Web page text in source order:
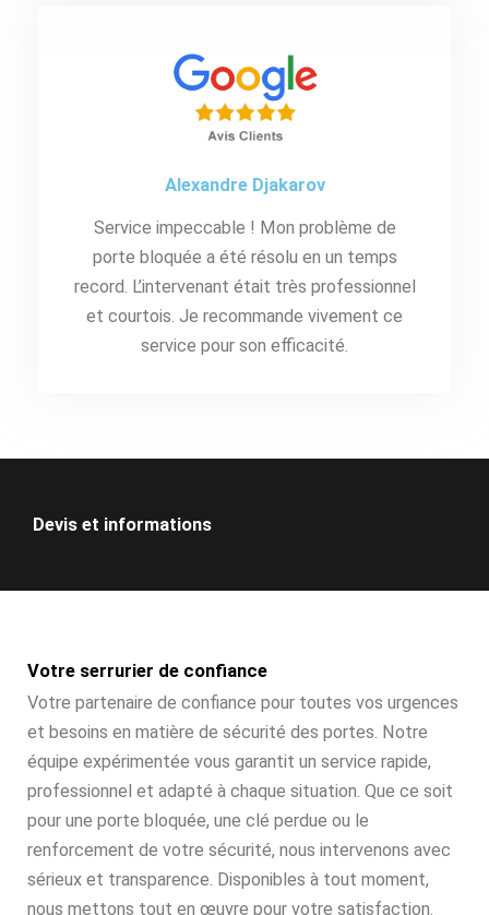
Alexandre Djakarov
Service impeccable ! Mon problème de
porte bloquée a été résolu en un temps
record. L’intervenant était très professionnel
et courtois. Je recommande vivement ce
service pour son efficacité.
Devis et informations
Votre serrurier de confiance
Votre partenaire de confiance pour toutes vos urgences
et besoins en matière de sécurité des portes. Notre
équipe expérimentée vous garantit un service rapide,
professionnel et adapté à chaque situation. Que ce soit
pour une porte bloquée, une clé perdue ou le
renforcement de votre sécurité, nous intervenons avec
sérieux et transparence. Disponibles à tout moment,
nous mettons tout en œuvre pour votre satisfaction.